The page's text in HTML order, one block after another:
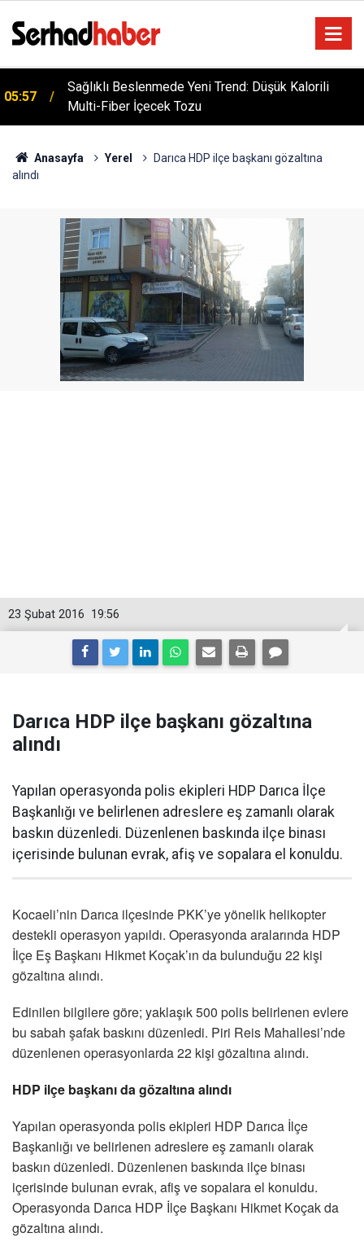
05:57
Sağlıklı Beslenmede Yeni Trend: Düşük Kalorili
Multi-Fiber İçecek Tozu
Anasayfa Yerel
Darıca HDP ilçe başkanı gözaltına
alındı
19:56
23 Şubat 2016
Darıca HDP ilçe başkanı gözaltına
alındı
Yapılan operasyonda polis ekipleri HDP Darıca İlçe
Başkanlığı ve belirlenen adreslere eş zamanlı olarak
baskın düzenledi. Düzenlenen baskında ilçe binası
içerisinde bulunan evrak, afiş ve sopalara el konuldu.
Kocaeli’nin Darıca ilçesinde PKK’ye yönelik helikopter
destekli operasyon yapıldı. Operasyonda aralarında HDP
İlçe Eş Başkanı Hikmet Koçak’ın da bulunduğu 22 kişi
gözaltına alındı.
Edinilen bilgilere göre; yaklaşık 500 polis belirlenen evlere
bu sabah şafak baskını düzenledi. Piri Reis Mahallesi’nde
düzenlenen operasyonlarda 22 kişi gözaltına alındı.
HDP ilçe başkanı da gözaltına alındı
Yapılan operasyonda polis ekipleri HDP Darıca İlçe
Başkanlığı ve belirlenen adreslere eş zamanlı olarak
baskın düzenledi. Düzenlenen baskında ilçe binası
içerisinde bulunan evrak, afiş ve sopalara el konuldu.
Operasyonda Darıca HDP İlçe Başkanı Hikmet Koçak da
gözaltına alındı.